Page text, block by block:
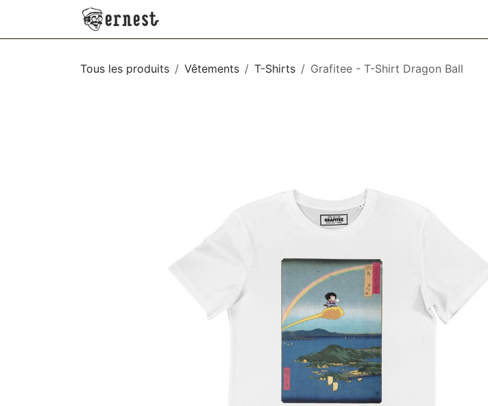
SE RENDRE AU CONTENU
Tous les produits Vêtements T-Shirts Grafitee - T-Shirt Dragon Ball